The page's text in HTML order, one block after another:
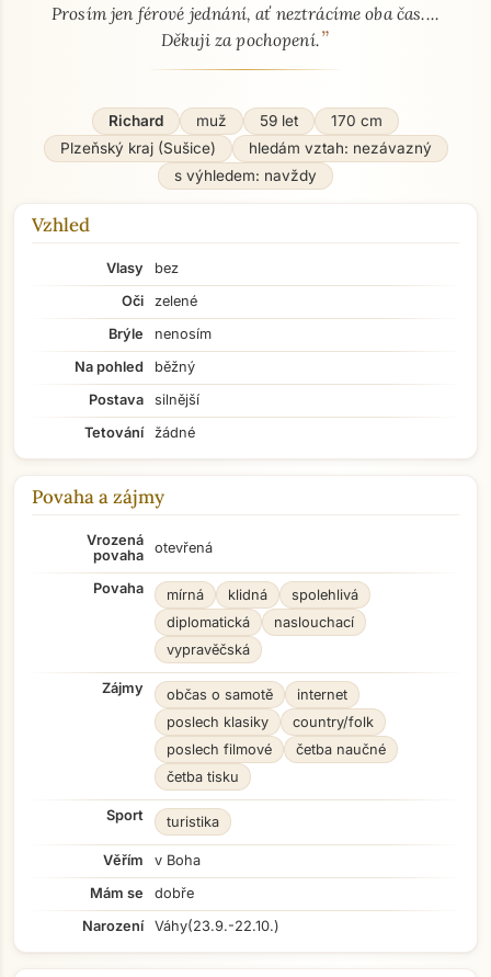
Prosím jen férové jednání, ať neztrácíme oba čas....
Děkuji za pochopení.”
Richard muž 59 let
170 cm
Plzeňský kraj (Sušice)
hledám vztah: nezávazný
s výhledem: navždy
Vzhled
Vlasy
bez
Oči
zelené
Brýle
nenosím
Na pohled
běžný
Postava
silnější
Tetování
žádné
Povaha a zájmy
Vrozená
povaha
otevřená
Povaha mírná klidná
spolehlivá
diplomatická
naslouchací
vypravěčská
Zájmy občas o samotě
internet
poslech klasiky
country/folk
poslech filmové
četba naučné
četba tisku
Sport turistika
Věřím
v Boha
Mám se
dobře
Narození
Váhy(23.9.-22.10.)